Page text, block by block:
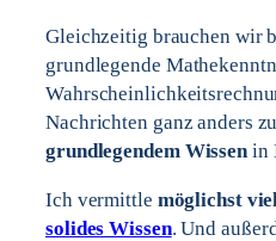
Gleichzeitig brauchen wir
grundlegende
Nachrichten ganz anders
grundlegendem Wissen in
Ich vermittle möglichst
solides Wissen. Und